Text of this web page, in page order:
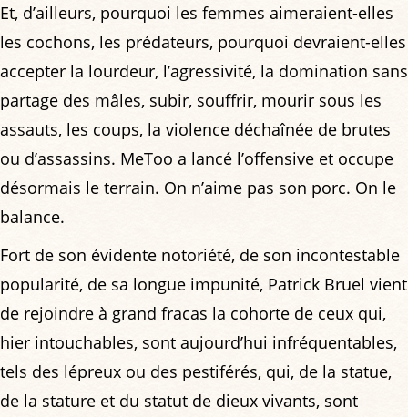
Et, d’ailleurs, pourquoi les femmes aimeraient-elles
les cochons, les prédateurs, pourquoi devraient-elles
accepter la lourdeur, l’agressivité, la domination sans
partage des mâles, subir, souffrir, mourir sous les
assauts, les coups, la violence déchaînée de brutes
ou d’assassins. MeToo a lancé l’offensive et occupe
désormais le terrain. On n’aime pas son porc. On le
balance.
Fort de son évidente notoriété, de son incontestable
popularité, de sa longue impunité, Patrick Bruel vient
de rejoindre à grand fracas la cohorte de ceux qui,
hier intouchables, sont aujourd’hui infréquentables,
tels des lépreux ou des pestiférés, qui, de la statue,
de la stature et du statut de dieux vivants, sont